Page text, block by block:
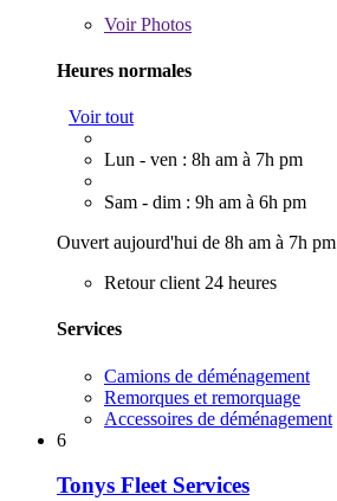
VoirPhotos
Heures normales
Voir tout
Lun - ven : 8h am à 7h pm
Sam - dim : 9h am à 6h pm
Ouvert aujourd'hui de 8h am à 7h pm
Retour client 24 heures
Services
Camions de déménagement
Remorques et remorquage
Accessoires de déménagement
6
Tonys Fleet Services